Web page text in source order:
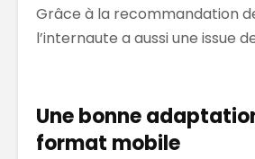
Grâce à la recommandation
l’internaute a aussi une issue
Une bonne
format mobile